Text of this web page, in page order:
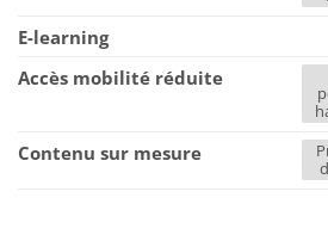
E-learning
Accès mobilité réduite
Contenu sur mesure